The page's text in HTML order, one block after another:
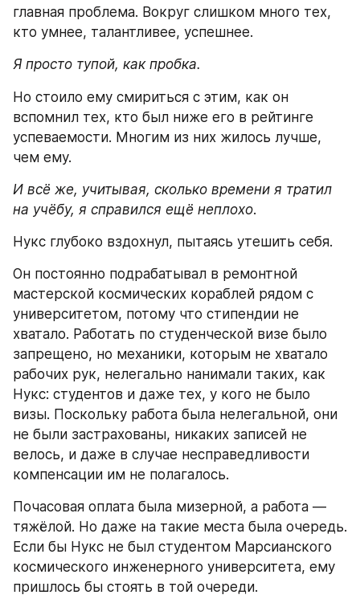
главная проблема. Вокруг слишком много тех,
кто умнее, талантливее, успешнее.
Я просто тупой, как пробка.
Но стоило ему смириться с этим, как он
вспомнил тех, кто был ниже его в рейтинге
успеваемости. Многим из них жилось лучше,
чем ему.
И всё же, учитывая, сколько времени я тратил
на учёбу, я справился ещё неплохо.
Нукс глубоко вздохнул, пытаясь утешить себя.
Он постоянно подрабатывал в ремонтной
мастерской космических кораблей рядом с
университетом, потому что стипендии не
хватало. Работать по студенческой визе было
запрещено, но механики, которым не хватало
рабочих рук, нелегально нанимали таких, как
Нукс: студентов и даже тех, у кого не было
визы. Поскольку работа была нелегальной, они
не были застрахованы, никаких записей не
велось, и даже в случае несправедливости
компенсации им не полагалось.
Почасовая оплата была мизерной, а работа —
тяжёлой. Но даже на такие места была очередь.
Если бы Нукс не был студентом Марсианского
космического инженерного университета, ему
пришлось бы стоять в той очереди.